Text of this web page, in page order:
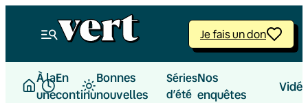
Je fais un don
À la
une
En
continu
Bonnes
nouvelles
Séries
d’été
Nos
enquêtes